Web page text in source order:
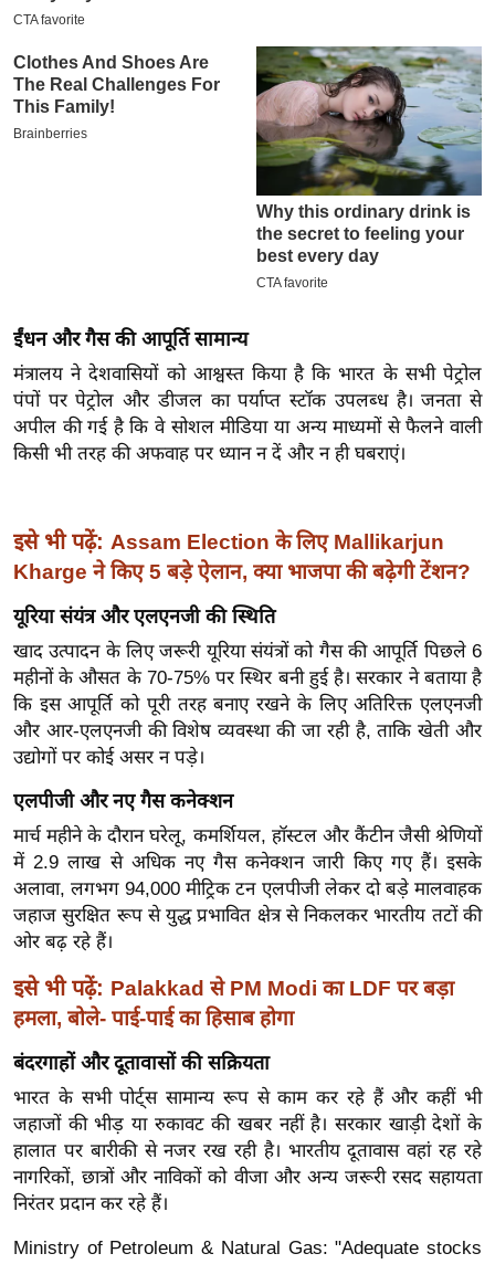
0
6
क्रा
इ
मि
सा
ल
बे
ल
श
ख्सि
त
यं
ग
इं
सा
हि
त्य
ज
त
ऑ
टो
व
र्ल्ड
न्यू
ज
ब्री
फ
ईंधन और गैस की आपूर्ति सामान्य
मंत्रालय ने देशवासियों को आश्वस्त किया है कि भारत के सभी पेट्रोल
पंपों पर पेट्रोल और डीजल का पर्याप्त स्टॉक उपलब्ध है। जनता से
अपील की गई है कि वे सोशल मीडिया या अन्य माध्यमों से फैलने वाली
किसी भी तरह की अफवाह पर ध्यान न दें और न ही घबराएं।
इसे भी पढ़ें: Assam Election के लिए Mallikarjun
Kharge ने किए 5 बड़े ऐलान, क्या भाजपा की बढ़ेगी टेंशन?
यूरिया संयंत्र और एलएनजी की स्थिति
खाद उत्पादन के लिए जरूरी यूरिया संयंत्रों को गैस की आपूर्ति पिछले 6
महीनों के औसत के 70-75% पर स्थिर बनी हुई है। सरकार ने बताया है
कि इस आपूर्ति को पूरी तरह बनाए रखने के लिए अतिरिक्त एलएनजी
और आर-एलएनजी की विशेष व्यवस्था की जा रही है, ताकि खेती और
उद्योगों पर कोई असर न पड़े।
एलपीजी और नए गैस कनेक्शन
मार्च महीने के दौरान घरेलू, कमर्शियल, हॉस्टल और कैंटीन जैसी श्रेणियों
में 2.9 लाख से अधिक नए गैस कनेक्शन जारी किए गए हैं। इसके
अलावा, लगभग 94,000 मीट्रिक टन एलपीजी लेकर दो बड़े मालवाहक
जहाज सुरक्षित रूप से युद्ध प्रभावित क्षेत्र से निकलकर भारतीय तटों की
ओर बढ़ रहे हैं।
इसे भी पढ़ें: Palakkad से PM Modi का LDF पर बड़ा
हमला, बोले- पाई-पाई का हिसाब होगा
बंदरगाहों और दूतावासों की सक्रियता
भारत के सभी पोर्ट्स सामान्य रूप से काम कर रहे हैं और कहीं भी
जहाजों की भीड़ या रुकावट की खबर नहीं है। सरकार खाड़ी देशों के
हालात पर बारीकी से नजर रख रही है। भारतीय दूतावास वहां रह रहे
नागरिकों, छात्रों और नाविकों को वीजा और अन्य जरूरी रसद सहायता
निरंतर प्रदान कर रहे हैं।
Ministry of Petroleum & Natural Gas: "Adequate stocks